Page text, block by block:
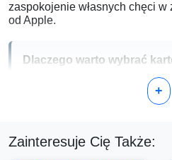
zaspokojenie własnych chęci
od Apple.
Dlaczego warto wybrać
w Apple Store, w tym
bestsellerowymi e-bookami
+
Zainteresuje Cię Także: